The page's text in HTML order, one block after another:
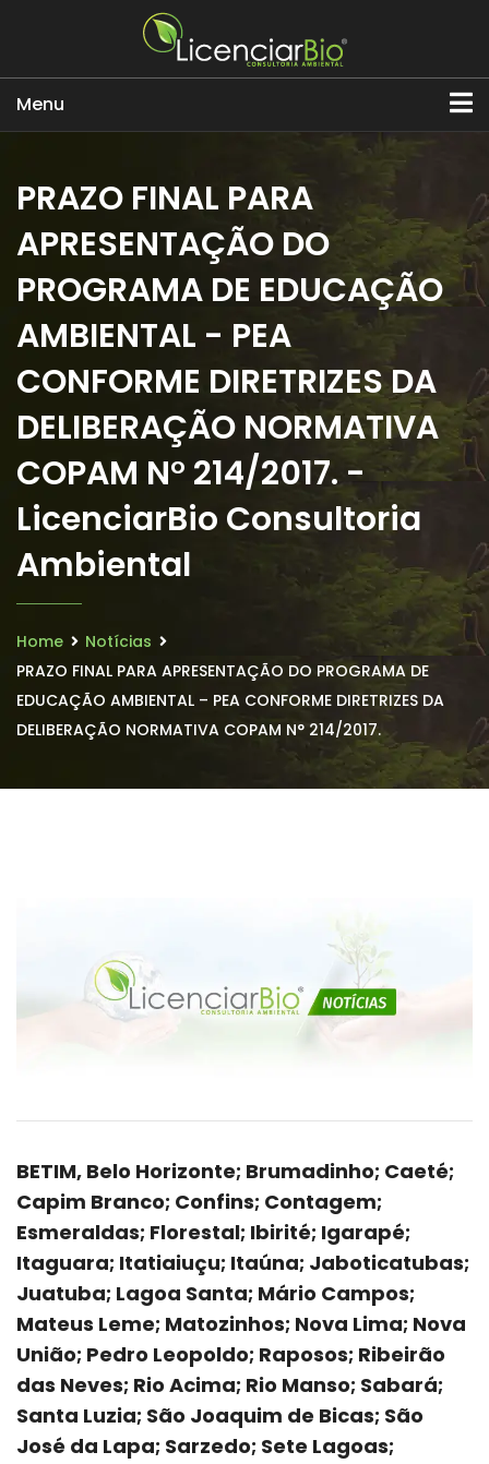
Menu
PRAZO FINAL PARA
APRESENTAÇÃO DO
PROGRAMA DE EDUCAÇÃO
AMBIENTAL - PEA
CONFORME DIRETRIZES DA
DELIBERAÇÃO NORMATIVA
COPAM N° 214/2017. -
LicenciarBio Consultoria
Ambiental
Home
Notícias
PRAZO FINAL PARA APRESENTAÇÃO DO PROGRAMA DE
EDUCAÇÃO AMBIENTAL – PEA CONFORME DIRETRIZES DA
DELIBERAÇÃO NORMATIVA COPAM N° 214/2017.
BETIM, Belo Horizonte; Brumadinho; Caeté;
Capim Branco; Confins; Contagem;
Esmeraldas; Florestal; Ibirité; Igarapé;
Itaguara; Itatiaiuçu; Itaúna; Jaboticatubas;
Juatuba; Lagoa Santa; Mário Campos;
Mateus Leme; Matozinhos; Nova Lima; Nova
União; Pedro Leopoldo; Raposos; Ribeirão
das Neves; Rio Acima; Rio Manso; Sabará;
Santa Luzia; São Joaquim de Bicas; São
José da Lapa; Sarzedo; Sete Lagoas;